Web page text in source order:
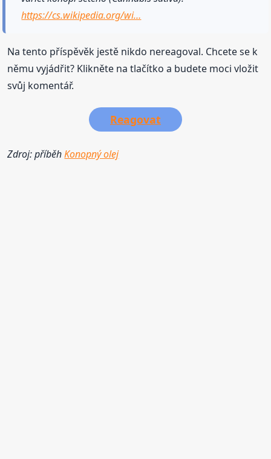
https://cs.wikipedia.org/wi…
Na tento příspěvěk jestě nikdo nereagoval. Chcete se k
němu vyjádřit? Klikněte na tlačítko a budete moci vložit
svůj komentář.
Reagovat
Zdroj: příběhKonopný olej